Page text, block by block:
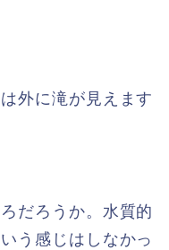
外に滝が見えます
だろうか。水質的
う感じはしなかっ